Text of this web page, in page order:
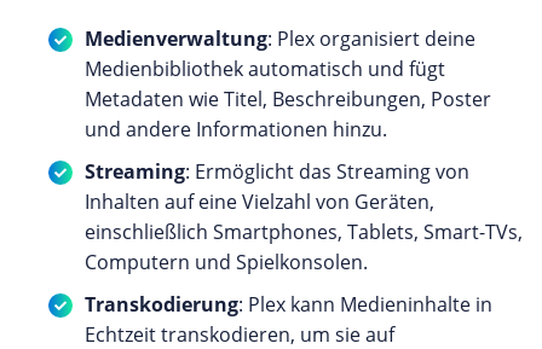
Medienverwaltung: Plex organisiert deine
Medienbibliothek automatisch und fügt
Metadaten wie Titel, Beschreibungen, Poster
und andere Informationen hinzu.
Streaming: Ermöglicht das Streaming von
Inhalten auf eine Vielzahl von Geräten,
einschließlich Smartphones, Tablets, Smart-TVs,
Computern und Spielkonsolen.
Transkodierung: Plex kann Medieninhalte in
Echtzeit transkodieren, um sie auf